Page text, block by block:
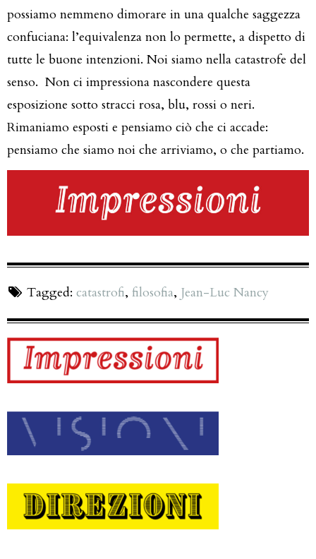
possiamo nemmeno dimorare in una qualche saggezza
confuciana: l’equivalenza non lo permette, a dispetto di
tutte le buone intenzioni. Noi siamo nella catastrofe del
senso. Non ci impressiona nascondere questa
esposizione sotto stracci rosa, blu, rossi o neri.
Rimaniamo esposti e pensiamo ciò che ci accade:
pensiamo che siamo noi che arriviamo, o che partiamo.
Tagged: catastrofi, filosofia, Jean-Luc Nancy